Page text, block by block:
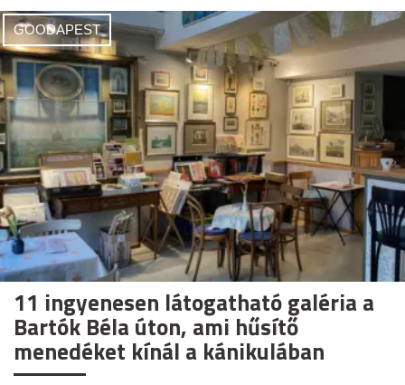
GOODAPEST
11 ingyenesen látogatható galéria a
Bartók Béla úton, ami hűsítő
menedéket kínál a kánikulában